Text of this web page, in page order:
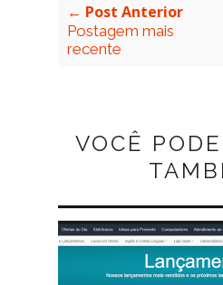
← Post Anterior
Postagem mais
recente
VOCÊ